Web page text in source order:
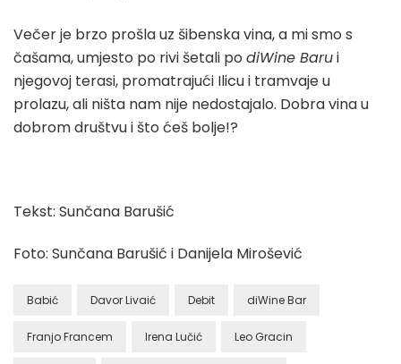
Večer je brzo prošla uz šibenska vina, a mi smo s
čašama, umjesto po rivi šetali po diWine Barui
njegovoj terasi, promatrajući Ilicu i tramvaje u
prolazu, ali ništa nam nije nedostajalo. Dobra vina u
dobrom društvu i što ćeš bolje!?
Tekst: Sunčana Barušić
Foto: Sunčana Barušić i Danijela Mirošević
Babić Davor Livaić Debit diWine Bar
Franjo Francem Irena Lučić Leo Gracin